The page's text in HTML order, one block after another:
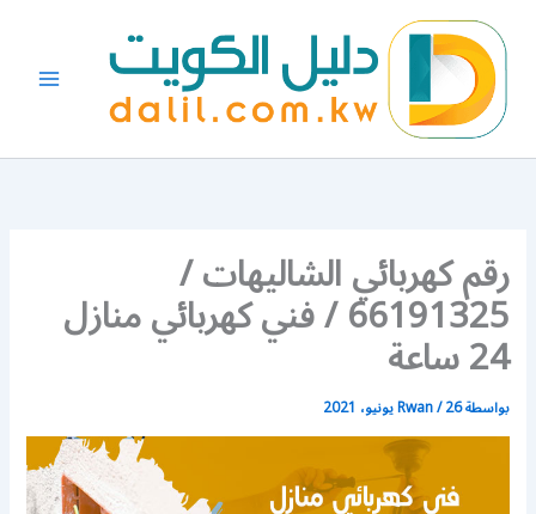
المحتوى
رقم كهربائي الشاليهات /
66191325 / فني كهربائي منازل
24 ساعة
بواسطة Rwan/26 يونيو، 2021